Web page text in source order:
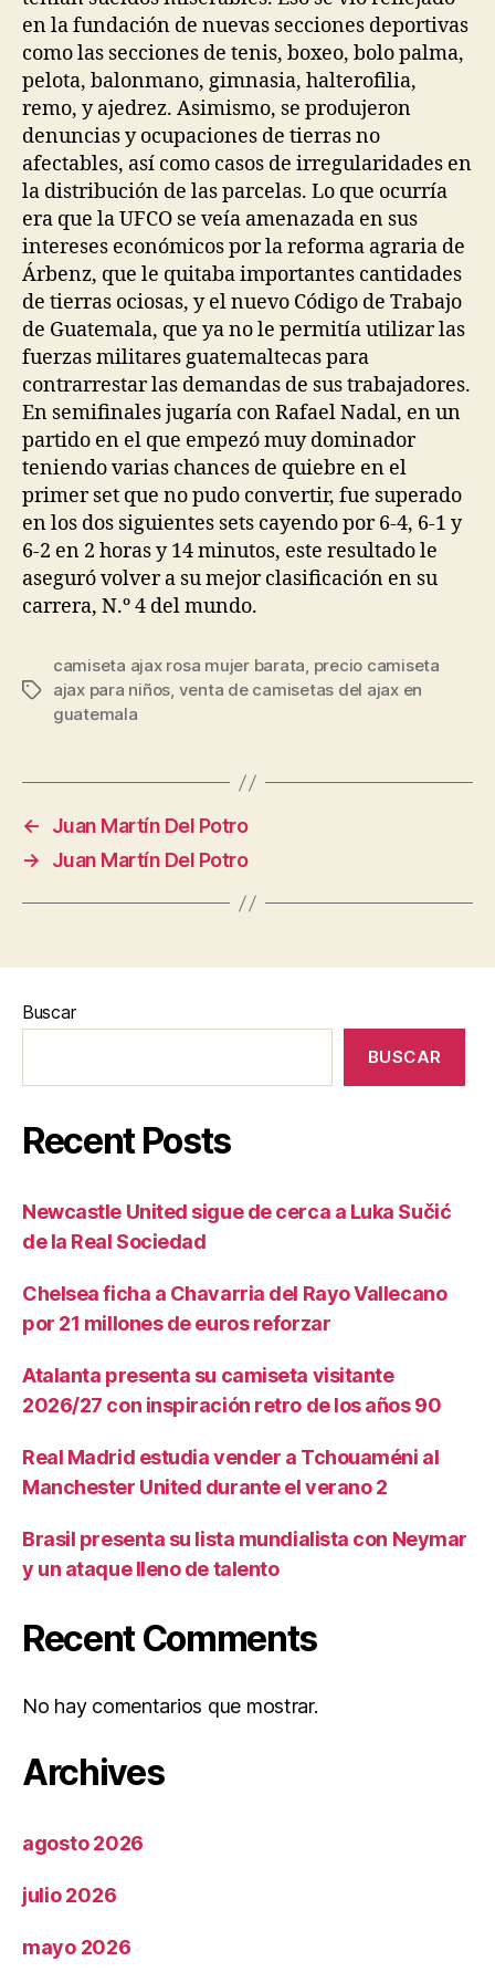
en la fundación de nuevas secciones deportivas
como las secciones de tenis, boxeo, bolo palma,
pelota, balonmano, gimnasia, halterofilia,
remo, y ajedrez. Asimismo, se produjeron
denuncias y ocupaciones de tierras no
afectables, así como casos de irregularidades en
la distribución de las parcelas. Lo que ocurría
era que la UFCO se veía amenazada en sus
intereses económicos por la reforma agraria de
Árbenz, que le quitaba importantes cantidades
de tierras ociosas, y el nuevo Código de Trabajo
de Guatemala, que ya no le permitía utilizar las
fuerzas militares guatemaltecas para
contrarrestar las demandas de sus trabajadores.
En semifinales jugaría con Rafael Nadal, en un
partido en el que empezó muy dominador
teniendo varias chances de quiebre en el
primer set que no pudo convertir, fue superado
en los dos siguientes sets cayendo por 6-4, 6-1 y
6-2 en 2 horas y 14 minutos, este resultado le
aseguró volver a su mejor clasificación en su
carrera, N.º 4 del mundo.
Etiquetas
camiseta ajax rosa mujer barata, precio camiseta
ajax para niños, venta de camisetas del ajax en
guatemala
←
Juan Martín Del Potro
→
Juan Martín Del Potro
Buscar
BUSCAR
Recent Posts
Newcastle United sigue de cerca a Luka Sučić
de la Real Sociedad
Chelsea ficha a Chavarria del Rayo Vallecano
por 21 millones de euros reforzar
Atalanta presenta su camiseta visitante
2026/27 con inspiración retro de los años 90
Real Madrid estudia vender a Tchouaméni al
Manchester United durante el verano 2
Brasil presenta su lista mundialista con Neymar
y un ataque lleno de talento
Recent Comments
No hay comentarios que mostrar.
Archives
agosto 2026
julio 2026
mayo 2026